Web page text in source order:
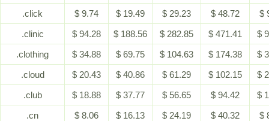
.click $ 9.74 $ 19.49 $ 29.23 $ 48.72
$
.clinic
$ 94.28 $ 188.56 $ 282.85 $ 471.41
$
.clothing
$ 34.88 $ 69.75 $ 104.63 $ 174.38
$
.cloud
$ 20.43 $ 40.86 $ 61.29 $ 102.15
$
.club
$ 18.88 $ 37.77 $ 56.65 $ 94.42
$
.cn
$ 8.06 $ 16.13 $ 24.19 $ 40.32
$